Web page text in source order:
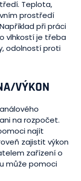
Teplota,
prostředí
při práci
vlhkostí je třeba
odolností proti
VÝKON
na rozpočet.
najít
zajistit výkon
zařízení o
může pomoci